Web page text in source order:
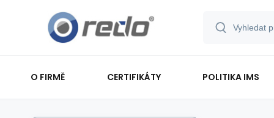
O FIRMĚ CERTIFIKÁTY POLITIKA IMS